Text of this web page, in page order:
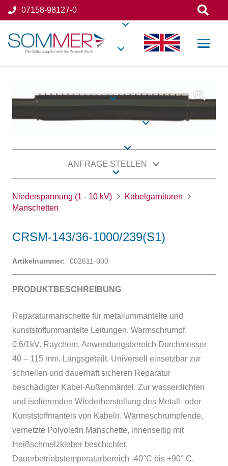
07158-98127-0
ANFRAGE STELLEN
Niederspannung (1 - 10 kV)
Kabelgarnituren
Manschetten
CRSM-143/36-1000/239(S1)
Artikelnummer: 002611-000
PRODUKTBESCHREIBUNG
Reparaturmanschette für metallummantelte und
kunststoffummantelte Leitungen. Warmschrumpf.
0,6/1kV. Raychem. Anwendungsbereich Durchmesser
40 – 115 mm. Längsgeteilt. Universell einsetzbar zur
schnellen und dauerhaft sicheren Reparatur
beschädigter Kabel-Außenmäntel. Zur wasserdichten
und isolierenden Wiederherstellung des Metall- oder
Kunststoffmantels von Kabeln. Wärmeschrumpfende,
vernetzte Polyolefin Manschette, innenseitig mit
Heißschmelzkleber beschichtet.
Dauerbetriebstemperaturbereich -40°C bis +90° C.